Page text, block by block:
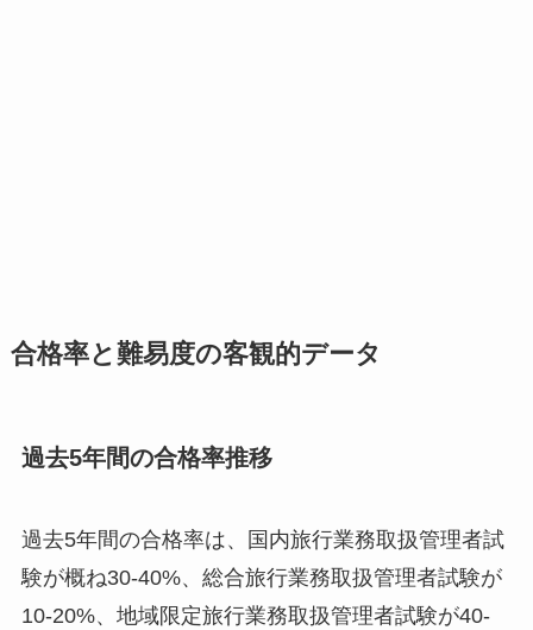
合格率と難易度の客観的データ
過去5年間の合格率推移
過去5年間の合格率は、国内旅行業務取扱管理者試
験が概ね30-40%、総合旅行業務取扱管理者試験が
10-20%、地域限定旅行業務取扱管理者試験が40-